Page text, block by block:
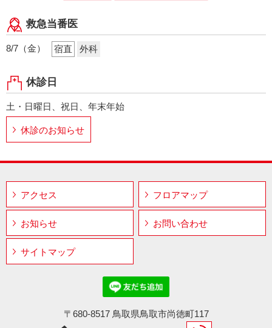
救急当番医
8/7（金） 宿直 外科
休診日
土・日曜日、祝日、年末年始
休診のお知らせ
アクセス フロアマップ
お知らせ お問い合わせ
サイトマップ
〒680-8517 鳥取県鳥取市尚徳町117